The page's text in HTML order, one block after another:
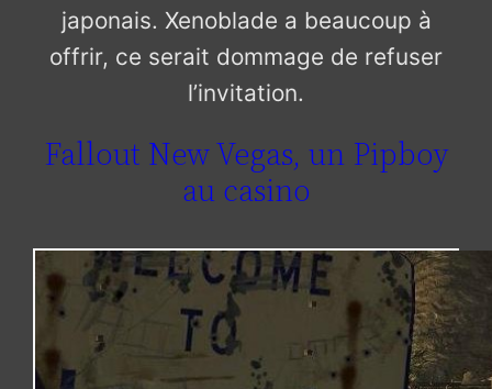
japonais. Xenoblade a beaucoup à
offrir, ce serait dommage de refuser
l’invitation.
Fallout New Vegas, un Pipboy
au casino